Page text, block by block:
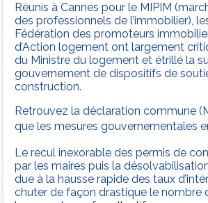
Réunis à Cannes pour le MIPIM
des professionnels de l’immobilier),
Fédération des promoteurs
d’Action logement ont largement
du Ministre du logement et étrillé la
gouvernement de dispositifs de
construction.
Retrouvez la déclaration commune
que les mesures gouvernementales
Le recul inexorable des permis de
par les maires puis la
due à la hausse rapide des taux
chuter de façon drastique le nombre